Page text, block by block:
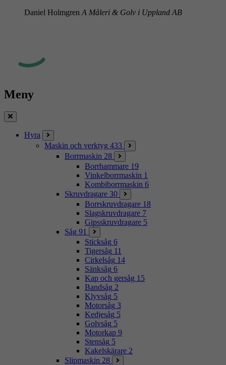
Daniel Holmgren A Måleri & Golv i Uppland AB
Meny
Stäng
Hyra
Maskin och verktyg 433
Borrmaskin 28
Borrhammare 19
Vinkelborrmaskin 1
Kombiborrmaskin 6
Skruvdragare 30
Borrskruvdragare 18
Slagskruvdragare 7
Gipsskruvdragare 5
Såg 91
Sticksåg 6
Tigersåg 11
Cirkelsåg 14
Sänksåg 6
Kap och gersåg 15
Bandsåg 2
Klyvsåg 5
Motorsåg 3
Kedjesåg 5
Golvsåg 5
Motorkap 9
Stensåg 5
Kakelskärare 2
Slipmaskin 28